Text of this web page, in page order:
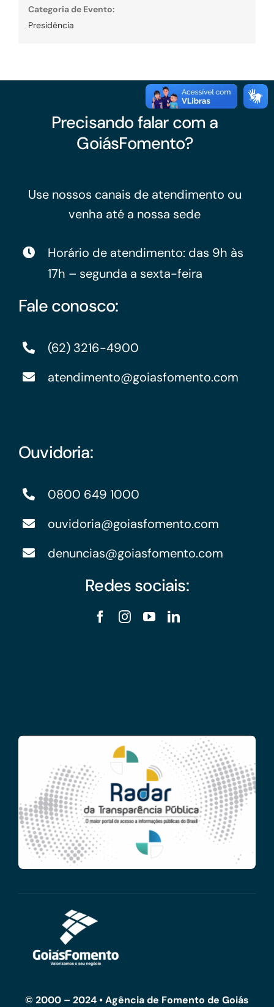
Categoria de Evento:
Presidência
Precisando falar com a
GoiásFomento?
Use nossos canais de atendimento ou
venha até a nossa sede
Horário de atendimento: das 9h às
17h – segunda a sexta-feira
Fale conosco:
(62) 3216-4900
atendimento@goiasfomento.com
Ouvidoria:
0800 649 1000
ouvidoria@goiasfomento.com
denuncias@goiasfomento.com
Redes sociais:
© 2000 – 2024 • Agência de Fomento de Goiás